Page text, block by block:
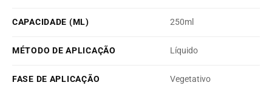
CAPACIDADE (ML) 250ml
MÉTODO DE APLICAÇÃO Líquido
FASE DE APLICAÇÃO Vegetativo